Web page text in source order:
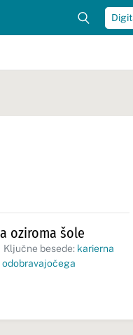
oziroma šole
Ključne besede: karierna
odobravajočega